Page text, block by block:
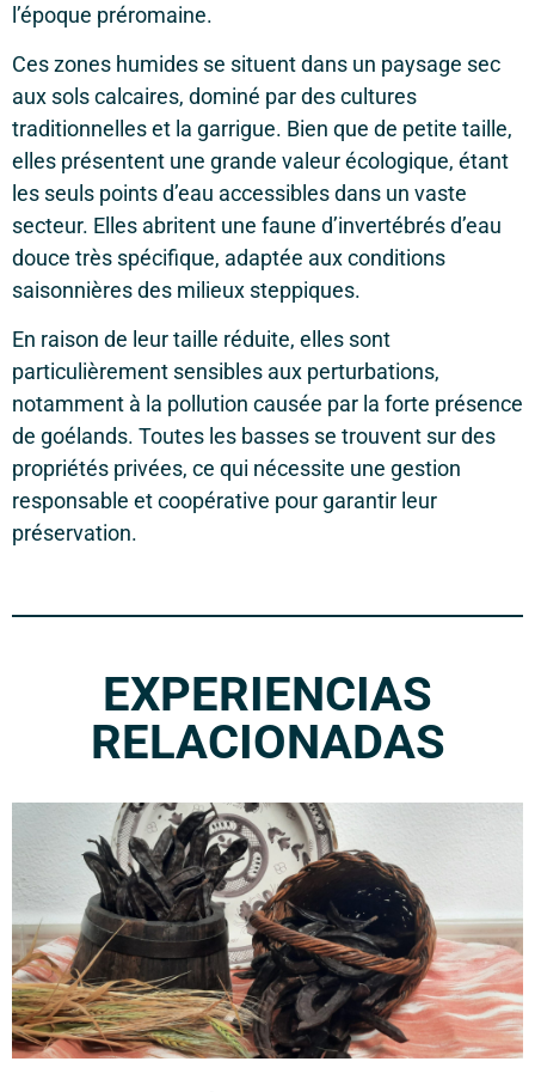
l’époque préromaine.
Ces zones humides se situent dans un paysage sec
aux sols calcaires, dominé par des cultures
traditionnelles et la garrigue. Bien que de petite taille,
elles présentent une grande valeur écologique, étant
les seuls points d’eau accessibles dans un vaste
secteur. Elles abritent une faune d’invertébrés d’eau
douce très spécifique, adaptée aux conditions
saisonnières des milieux steppiques.
En raison de leur taille réduite, elles sont
particulièrement sensibles aux perturbations,
notamment à la pollution causée par la forte présence
de goélands. Toutes les basses se trouvent sur des
propriétés privées, ce qui nécessite une gestion
responsable et coopérative pour garantir leur
préservation.
EXPERIENCIAS
RELACIONADAS